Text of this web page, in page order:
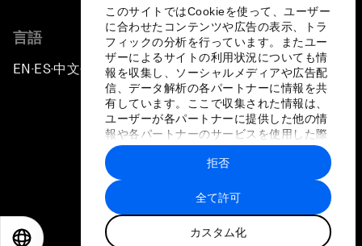
このサイトではCookieを使って、ユーザー
に合わせたコンテンツや広告の表示、トラ
フィックの分析を行っています。またユー
ザーによるサイトの利用状況についても情
報を収集し、ソーシャルメディアや広告配
信、データ解析の各パートナーに情報を共
有しています。ここで収集された情報は、
ユーザーが各パートナーに提供した他の情
報や各パートナーのサービスを使用した際
に収集された情報と組み合わされ、各パー
トナーによって使用されることがありま
す。
全て許可
カスタム化
拒否
言語
EN ▪ES▪中文▪ 日本語
プライバシーポリシーと利用規約
サイトマップ
©
世界経済フォーラム